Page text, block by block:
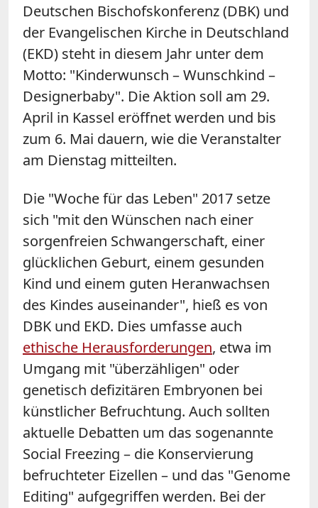
Deutschen Bischofskonferenz (DBK) und
der Evangelischen Kirche in Deutschland
(EKD) steht in diesem Jahr unter dem
Motto: "Kinderwunsch – Wunschkind –
Designerbaby". Die Aktion soll am 29.
April in Kassel eröffnet werden und bis
zum 6. Mai dauern, wie die Veranstalter
am Dienstag mitteilten.
Die "Woche für das Leben" 2017 setze
sich "mit den Wünschen nach einer
sorgenfreien Schwangerschaft, einer
glücklichen Geburt, einem gesunden
Kind und einem guten Heranwachsen
des Kindes auseinander", hieß es von
DBK und EKD. Dies umfasse auch
ethische Herausforderungen, etwa im
Umgang mit "überzähligen" oder
genetisch defizitären Embryonen bei
künstlicher Befruchtung. Auch sollten
aktuelle Debatten um das sogenannte
Social Freezing – die Konservierung
befruchteter Eizellen – und das "Genome
Editing" aufgegriffen werden. Bei der